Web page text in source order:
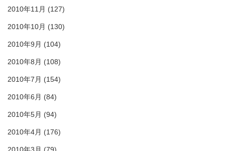
2010年11月 (127)
2010年10月 (130)
2010年9月 (104)
2010年8月 (108)
2010年7月 (154)
2010年6月 (84)
2010年5月 (94)
2010年4月 (176)